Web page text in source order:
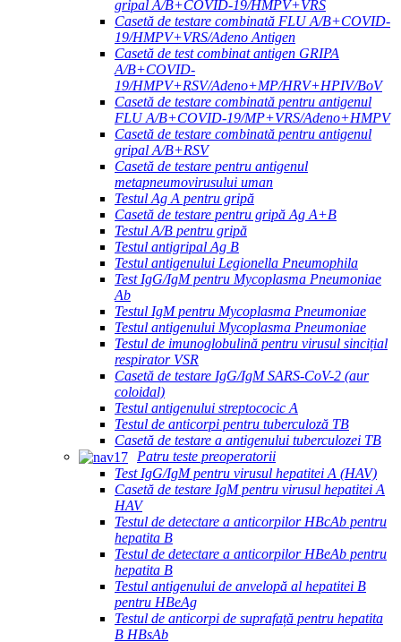
gripal A/B+COVID-19/HMPV+VRS
Casetă de testare combinată FLU A/B+COVID-
19/HMPV+VRS/Adeno Antigen
Casetă de test combinat antigen GRIPA
A/B+COVID-
19/HMPV+RSV/Adeno+MP/HRV+HPIV/BoV
Casetă de testare combinată pentru antigenul
FLU A/B+COVID-19/MP+VRS/Adeno+HMPV
Casetă de testare combinată pentru antigenul
gripal A/B+RSV
Casetă de testare pentru antigenul
metapneumovirusului uman
Testul Ag A pentru gripă
Casetă de testare pentru gripă Ag A+B
Testul A/B pentru gripă
Testul antigripal Ag B
Testul antigenului Legionella Pneumophila
Test IgG/IgM pentru Mycoplasma Pneumoniae
Ab
Testul IgM pentru Mycoplasma Pneumoniae
Testul antigenului Mycoplasma Pneumoniae
Testul de imunoglobulină pentru virusul sincițial
respirator VSR
Casetă de testare IgG/IgM SARS-CoV-2 (aur
coloidal)
Testul antigenului streptococic A
Testul de anticorpi pentru tuberculoză TB
Casetă de testare a antigenului tuberculozei TB
Patru teste preoperatorii
Test IgG/IgM pentru virusul hepatitei A (HAV)
Casetă de testare IgM pentru virusul hepatitei A
HAV
Testul de detectare a anticorpilor HBcAb pentru
hepatita B
Testul de detectare a anticorpilor HBeAb pentru
hepatita B
Testul antigenului de anvelopă al hepatitei B
pentru HBeAg
Testul de anticorpi de suprafață pentru hepatita
B HBsAb